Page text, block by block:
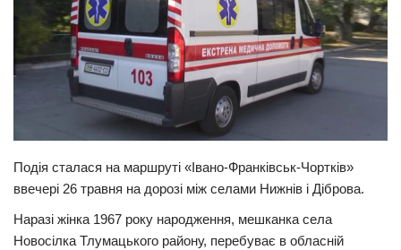
Цікаво
Наука
Технології
Рецепти
Привітання
Здоров’я
Події
Подія сталася на маршруті «Івано-Франківськ-Чортків»
ввечері 26 травня на дорозі між селами Нижнів і Діброва.
Наразі жінка 1967 року народження, мешканка села
Новосілка Тлумацького району, перебуває в обласній